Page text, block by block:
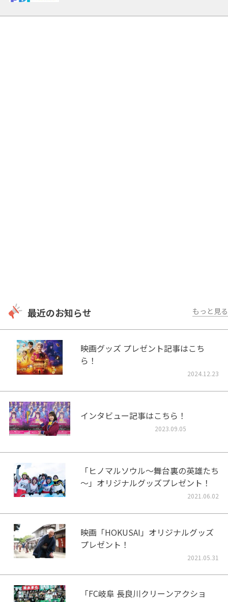
最近のお知らせ もっと見る
映画グッズ プレゼント記事はこち
ら！
2024.12.23
インタビュー記事はこちら！
2023.09.05
「ヒノマルソウル～舞台裏の英雄たち
～」オリジナルグッズプレゼント！
2021.06.02
映画「HOKUSAI」オリジナルグッズ
プレゼント！
2021.05.31
「FC岐阜 長良川クリーンアクショ